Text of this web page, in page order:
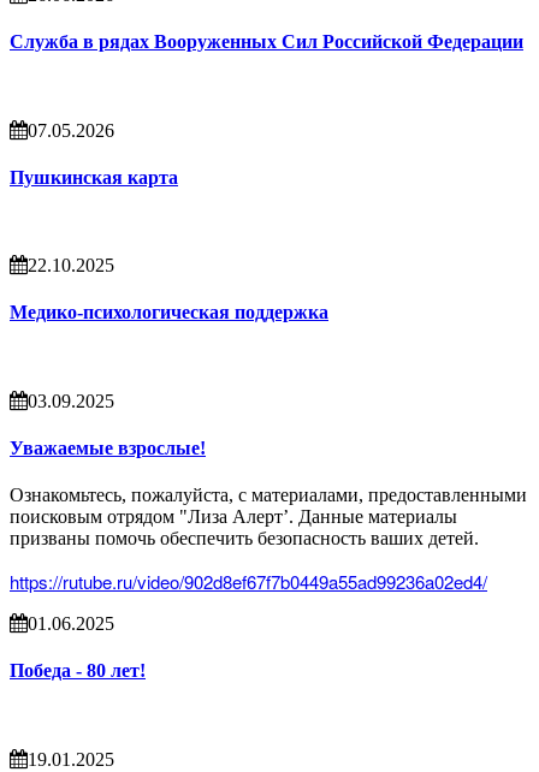
Служба в рядах Вооруженных Сил Российской Федерации
07.05.2026
Пушкинская карта
22.10.2025
Медико-психологическая поддержка
03.09.2025
Уважаемые взрослые!
Ознакомьтесь, пожалуйста, с материалами, предоставленными
поисковым отрядом "Лиза Алерт’. Данные материалы
призваны помочь обеспечить безопасность ваших детей.
https://rutube.ru/video/902d8ef67f7b0449a55ad99236a02ed4/
01.06.2025
Победа - 80 лет!
19.01.2025